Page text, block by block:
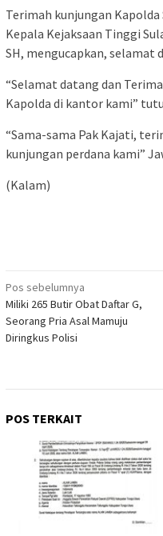
Terimah kunjungan
Kepala Kejaksaan Tinggi
SH, mengucapkan, selamat
“Selamat datang dan
Kapolda di kantor kami”
“Sama-sama Pak Kajati,
kunjungan perdana kami”
(Kalam)
Navigasi
pos
Pos sebelumnya
Miliki 265 Butir Obat Daftar G,
Seorang Pria Asal Mamuju
Diringkus Polisi
POS TERKAIT